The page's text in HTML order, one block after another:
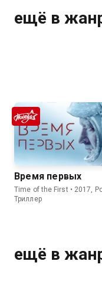
ещё в
Время первых
Time of the First • 2017,
Триллер
ещё в